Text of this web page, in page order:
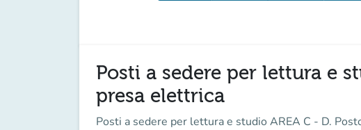
Posti a sedere per lettura e
presa elettrica
Posti a sedere per lettura e studio AREA C - D.